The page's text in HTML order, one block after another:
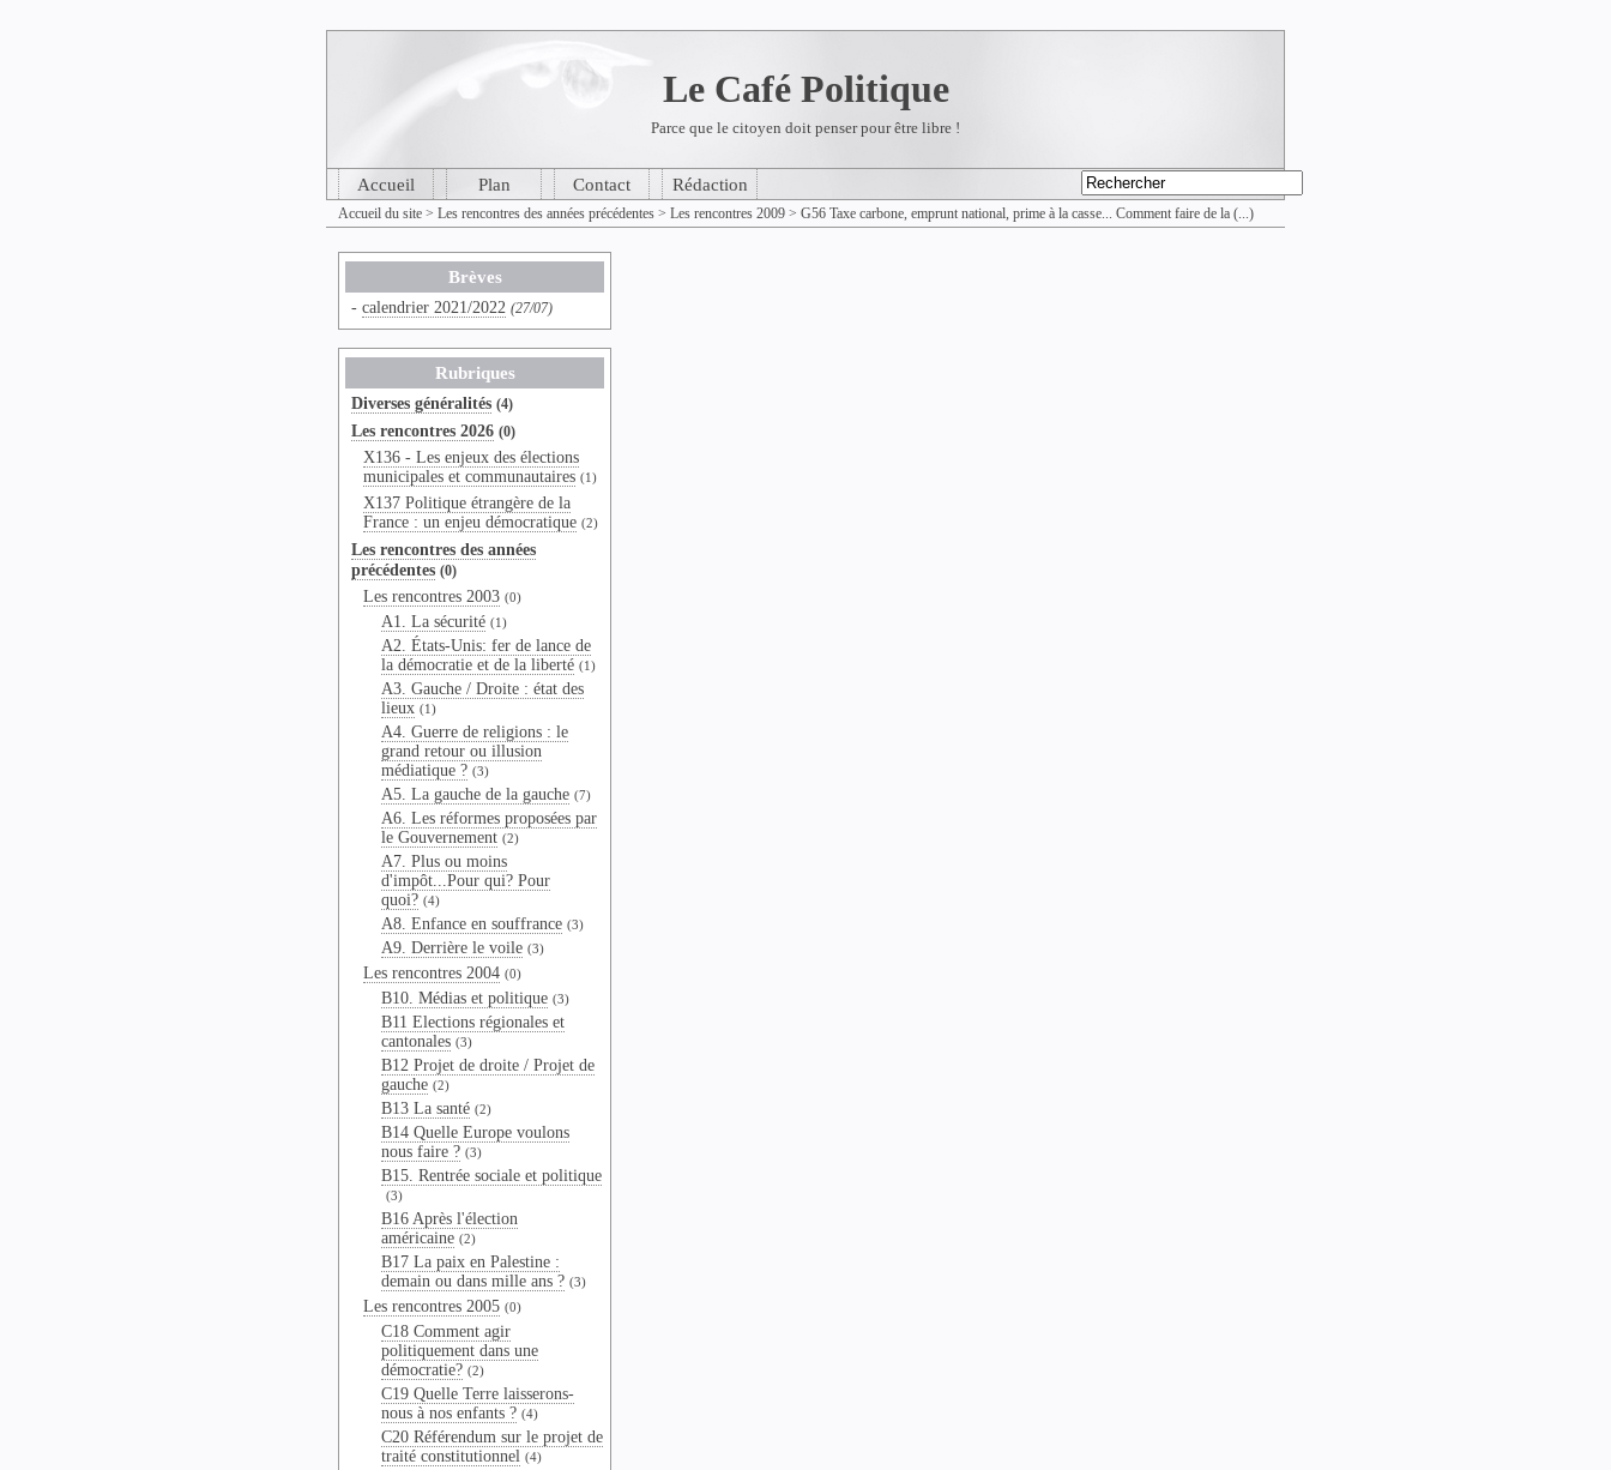
Le Café Politique
Parce que le citoyen doit penser pour être libre !
Accueil Plan Contact Rédaction
Accueil du site > Les rencontres des années précédentes > Les rencontres 2009 > G56 Taxe carbone, emprunt national, prime à la casse... Comment faire de la (...)
Brèves
- calendrier 2021/2022 (27/07)
Rubriques
Diverses généralités (4)
Les rencontres 2026 (0)
X136 - Les enjeux des élections
municipales et communautaires (1)
X137 Politique étrangère de la
France : un enjeu démocratique (2)
Les rencontres des années
précédentes (0)
Les rencontres 2003 (0)
A1. La sécurité (1)
A2. États-Unis: fer de lance de
la démocratie et de la liberté (1)
A3. Gauche / Droite : état des
lieux (1)
A4. Guerre de religions : le
grand retour ou illusion
médiatique ? (3)
A5. La gauche de la gauche (7)
A6. Les réformes proposées par
le Gouvernement (2)
A7. Plus ou moins
d'impôt...Pour qui? Pour
quoi? (4)
A8. Enfance en souffrance (3)
A9. Derrière le voile (3)
Les rencontres 2004 (0)
B10. Médias et politique (3)
B11 Elections régionales et
cantonales (3)
B12 Projet de droite / Projet de
gauche (2)
B13 La santé (2)
B14 Quelle Europe voulons
nous faire ? (3)
B15. Rentrée sociale et politique
(3)
B16 Après l'élection
américaine (2)
B17 La paix en Palestine :
demain ou dans mille ans ? (3)
Les rencontres 2005 (0)
C18 Comment agir
politiquement dans une
démocratie? (2)
C19 Quelle Terre laisserons-
nous à nos enfants ? (4)
C20 Référendum sur le projet de
traité constitutionnel (4)